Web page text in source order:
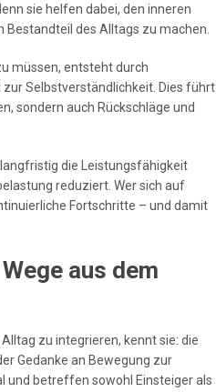
sie helfen dabei, den inneren
des Alltags zu machen.
müssen, entsteht durch
Selbstverständlichkeit. Dies führt
sondern auch Rückschläge und
die Leistungsfähigkeit
reduziert. Wer sich auf
Fortschritte – und damit
aus dem
zu integrieren, kennt sie: die
Gedanke an Bewegung zur
und betreffen sowohl Einsteiger als